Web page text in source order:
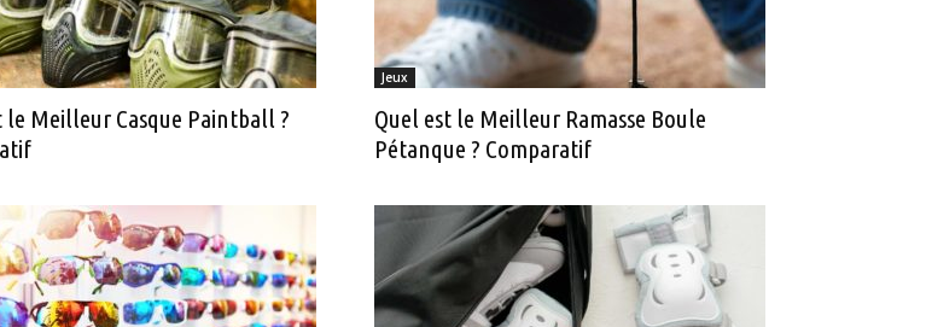
le Meilleur Casque Paintball ?
Jeux
Quel est le Meilleur Ramasse Boule
Pétanque ? Comparatif